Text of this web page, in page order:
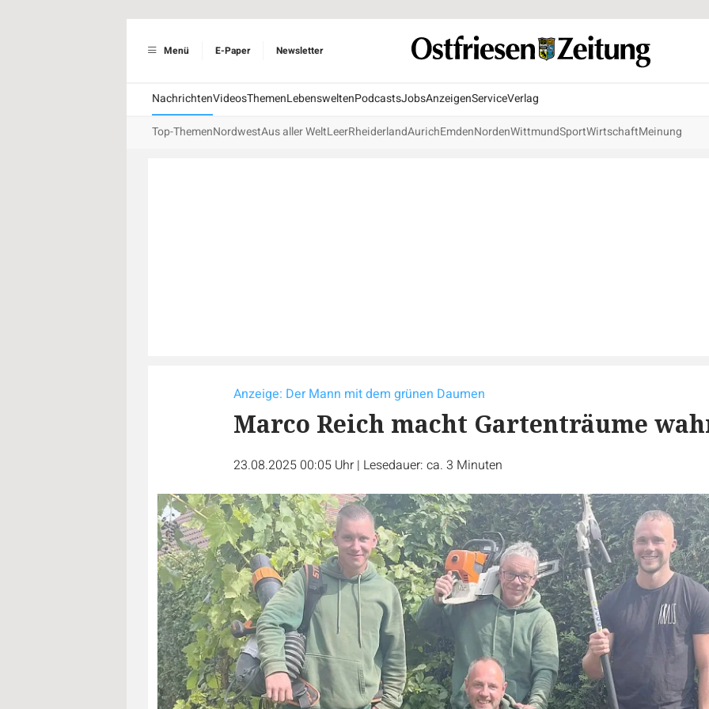
Menü E-Paper Newsletter
NachrichtenVideosThemenLebensweltenPodcastsJobsAnzeigenServiceVerlag
Top-ThemenNordwestAus aller WeltLeerRheiderlandAurichEmdenNordenWittmundSportWirtschaftMeinung
Anzeige: Der Mann mit dem grünen Daumen
Marco Reich macht Gartenträume
23.08.2025 00:05 Uhr | Lesedauer: ca. 3 Minuten